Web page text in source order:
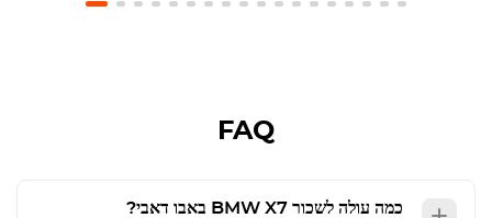
FAQ
כמה עולה לשכור BMW X7 באבו דאבי?